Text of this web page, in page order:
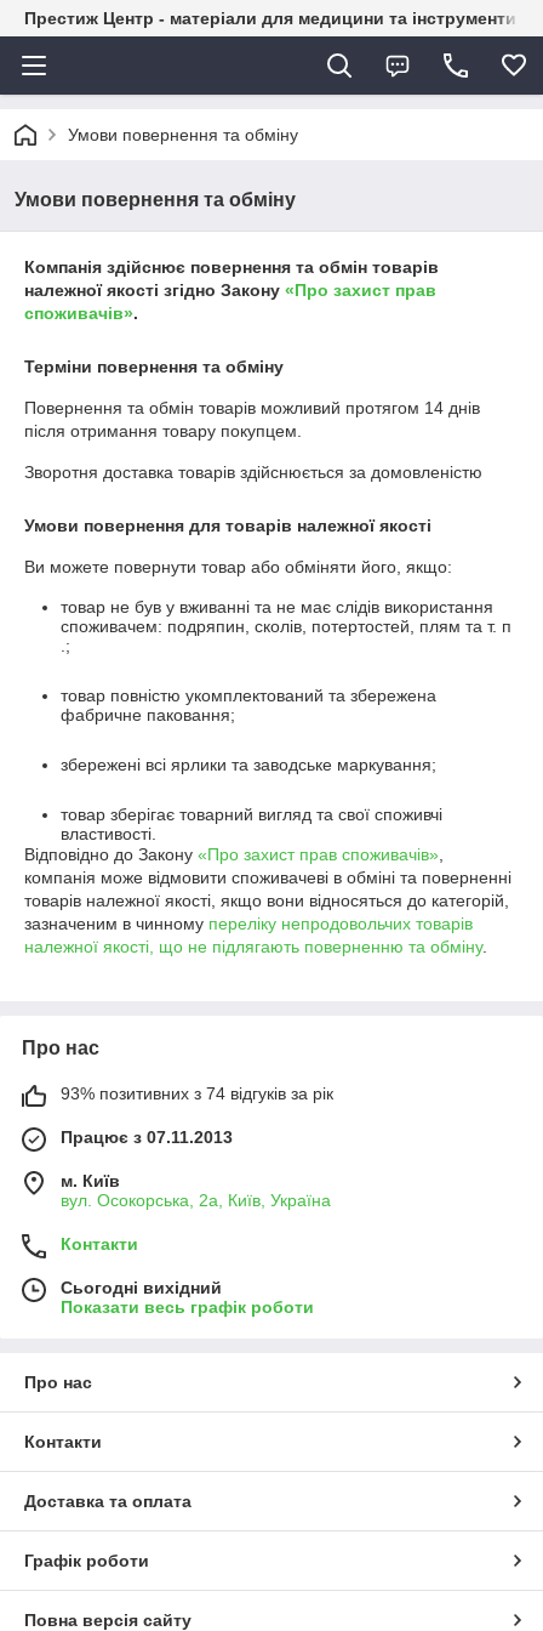
Престиж Центр - матеріали для медицини та інструменти
Умови повернення та обміну
Умови повернення та обміну
Компанія здійснює повернення та обмін товарів
належної якості згідно Закону «Про захист прав
споживачів».
Терміни повернення та обміну
Повернення та обмін товарів можливий протягом 14 днів
після отримання товару покупцем.
Зворотня доставка товарів здійснюється за домовленістю
Умови повернення для товарів належної якості
Ви можете повернути товар або обміняти його, якщо:
товар не був у вживанні та не має слідів використання
споживачем: подряпин, сколів, потертостей, плям та т. п
.;
товар повністю укомплектований та збережена
фабричне паковання;
збережені всі ярлики та заводське маркування;
товар зберігає товарний вигляд та свої споживчі
властивості.
Відповідно до Закону «Про захист прав споживачів»
компанія може відмовити споживачеві в обміні та поверненні
товарів належної якості, якщо вони відносяться до категорій,
зазначеним в чинному переліку непродовольчих товарів
належної якості, що не підлягають поверненню та обміну.
Про нас
93% позитивних з 74 відгуків за рік
Працює з 07.11.2013
м. Київ
вул. Осокорська, 2а, Київ, Україна
Контакти
Сьогодні вихідний
Показати весь графік роботи
Про нас
Контакти
Доставка та оплата
Графік роботи
Повна версія сайту